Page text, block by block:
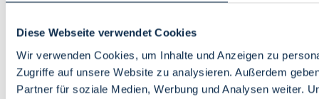
Diese Webseite verwendet Cookies
Wir verwenden Cookies, um Inhalte und Anzeigen zu
Zugriffe auf unsere Website zu analysieren. Außerdem
Partner für soziale Medien, Werbung und Analysen weiter.